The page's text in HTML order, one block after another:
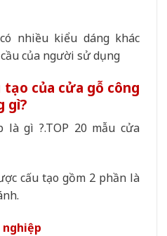
nhiều kiểu dáng khác
của người sử dụng
tạo của cửa gỗ công
gì?
cấu tạo gồm 2 phần là
nghiệp